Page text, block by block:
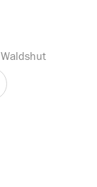
Waldshut